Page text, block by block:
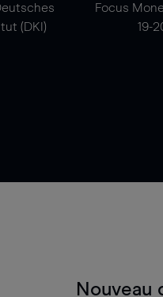
(DKI)
Focus
19-
Nouveau